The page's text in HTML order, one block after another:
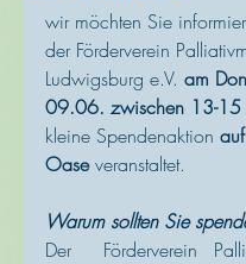
wir möchten Sie
der Förderverein
Ludwigsburg e.V. am
09.06. zwischen 13-15
kleine Spendenaktion
Oase veranstaltet.
Warum sollten Sie
Der  Förderverein